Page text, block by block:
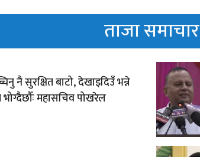
ताजा समाचार
नै सुरक्षित बाटो, देखाइदिउँ भन्ने
भोग्दैछौँः महासचिव पोखरेल